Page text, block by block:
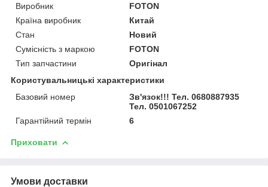
Виробник
FOTON
Країна виробник
Китай
Стан
Новий
Сумісність з маркою
FOTON
Тип запчастини
Оригінал
Користувальницькі характеристики
Базовий номер
Зв'язок!!! Тел. 0680887935
Тел. 0501067252
Гарантійний термін
6
Приховати
Умови доставки